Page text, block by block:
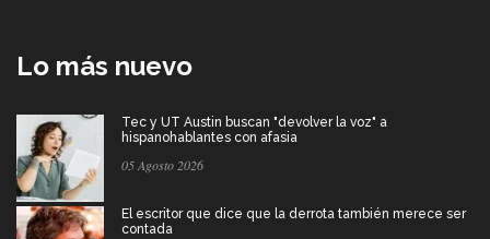
Lo más nuevo
Tec y UT Austin buscan "devolver la voz" a
hispanohablantes con afasia
05 Agosto 2026
El escritor que dice que la derrota también merece ser
contada